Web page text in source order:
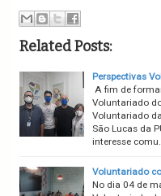
Related Posts:
Perspectivas
A fim de
Voluntariado
Voluntariado
São Lucas da
interesse
Voluntariado
No dia 04 de